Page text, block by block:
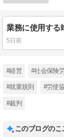
5日前
#経営 #社会保険
#就業規則 #労使
#裁判
このブログのこ